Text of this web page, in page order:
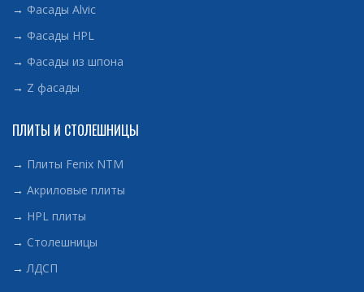
→ Фасады Alvic
→ Фасады HPL
→ Фасады из шпона
→ Z фасады
ПЛИТЫ И СТОЛЕШНИЦЫ
→ Плиты Fenix NTM
→ Акриловые плиты
→ HPL плиты
→ Столешницы
→ЛДСП